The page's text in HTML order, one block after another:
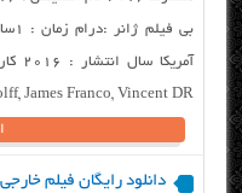
James Franco, Vincent DR...